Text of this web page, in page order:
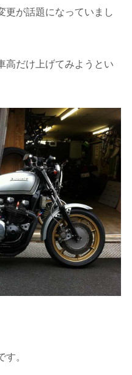
更が話題になっていまし
高だけ上げてみようとい
。